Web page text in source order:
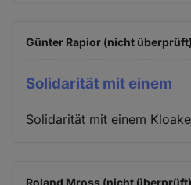
Günter Rapior (nicht überprüft)
Solidarität mit einem
Solidarität mit einem
Roland Mross (nicht überprüft)